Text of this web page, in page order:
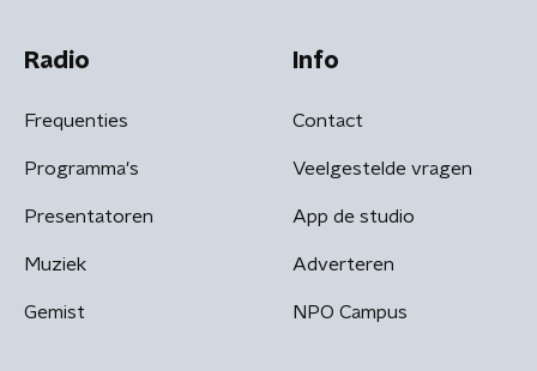
Radio
Frequenties
Programma's
Presentatoren
Muziek
Gemist
Info
Contact
Veelgestelde vragen
App de studio
Adverteren
NPO Campus